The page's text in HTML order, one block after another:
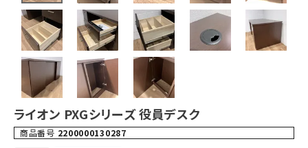
ライオン PXGシリーズ 役員デスク
商品番号 2200000130287